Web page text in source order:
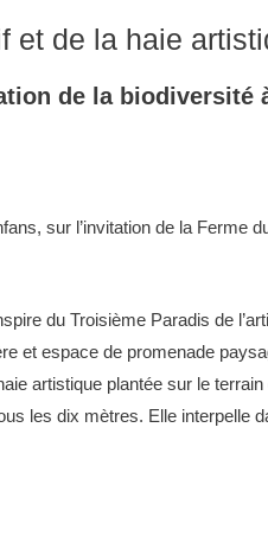
et de la haie
de la biodiversité
sur l’invitation de la Ferme
du Troisième Paradis de
et espace de promenade
artistique plantée sur le
les dix mètres. Elle interpelle